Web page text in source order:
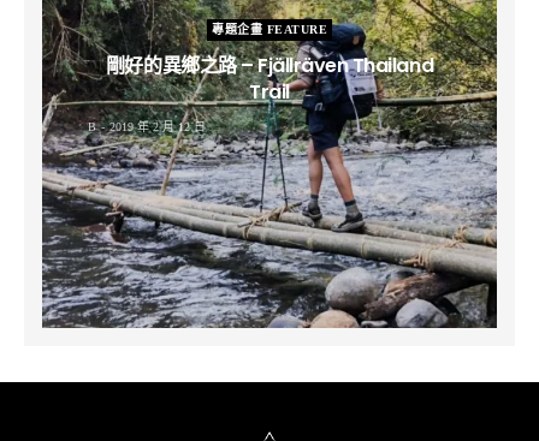
專題企畫 FEATURE
剛好的異鄉之路 – Fjällräven Thailand
Trail
B 2019 年 2 月 12 日